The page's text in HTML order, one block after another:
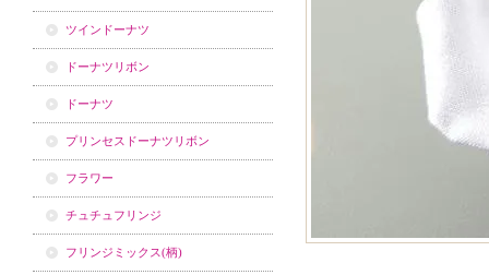
ツインドーナツ
ドーナツリボン
ドーナツ
プリンセスドーナツリボン
フラワー
チュチュフリンジ
フリンジミックス(柄)